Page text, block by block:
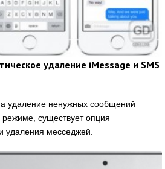
удаление iMessage и SMS
удаление ненужных сообщений
существует опция
удаления месседжей.